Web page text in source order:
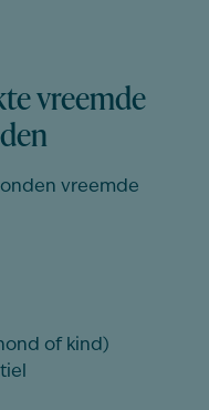
vreemde
vreemde
of kind)